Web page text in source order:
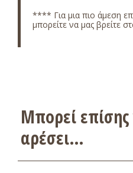
**** Για μια πιο άμεση
μπορείτε να μας βρείτε
Μπορεί
αρέσει…